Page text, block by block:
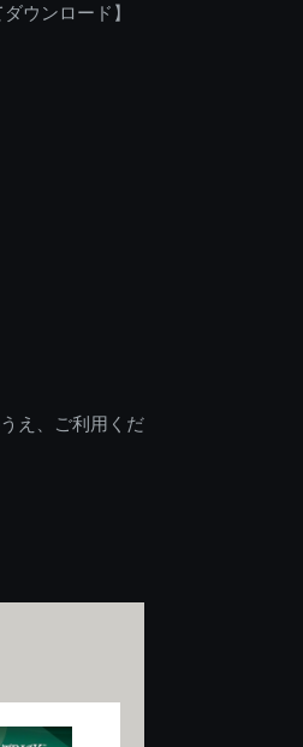
ウンロード】
え、ご利用くだ